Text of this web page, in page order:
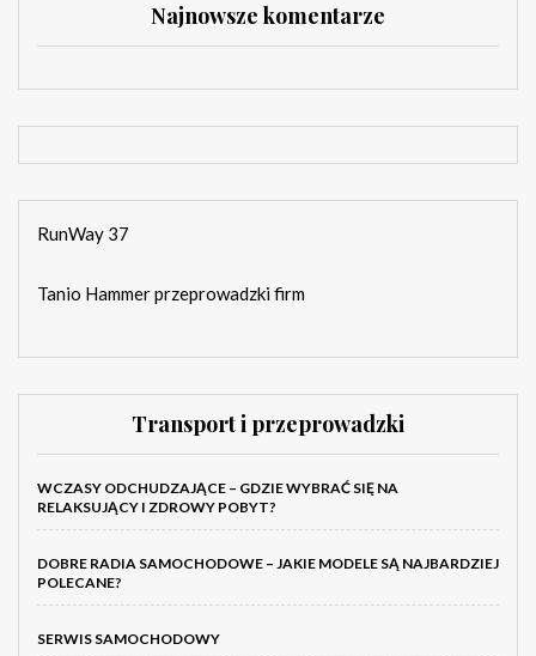
Najnowsze komentarze
RunWay 37
Tanio Hammer przeprowadzki firm
Transport i przeprowadzki
WCZASY ODCHUDZAJĄCE – GDZIE WYBRAĆ SIĘ NA
RELAKSUJĄCY I ZDROWY POBYT?
DOBRE RADIA SAMOCHODOWE – JAKIE MODELE SĄ NAJBARDZIEJ
POLECANE?
SERWIS SAMOCHODOWY